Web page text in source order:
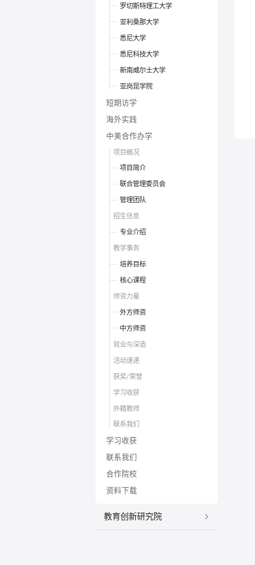
罗切斯特理工大学
亚利桑那大学
悉尼大学
悉尼科技大学
新南威尔士大学
亚岗昆学院
短期访学
海外实践
中美合作办学
项目概况
项目简介
联合管理委员会
管理团队
招生信息
专业介绍
教学事务
培养目标
核心课程
师资力量
外方师资
中方师资
就业与深造
活动速递
获奖/荣誉
学习收获
外籍教师
联系我们
学习收获
联系我们
合作院校
资料下载
教育创新研究院